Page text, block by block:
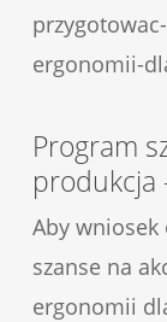
ergonomii-
Program
produkcja
Aby wniosek
szanse na
ergonomii